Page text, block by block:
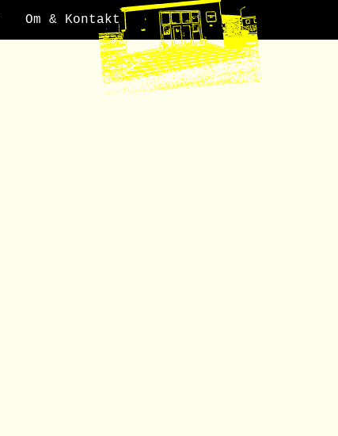
Om & Kontakt